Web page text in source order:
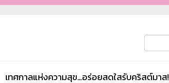
เทศกาลแห่งความสุข…อร่อยสดใสรับคริสต์มาส!